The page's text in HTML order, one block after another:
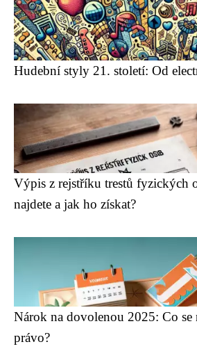
Hudební styly 21. století: Od
Výpis z rejstříku trestů fyzických
najdete a jak ho získat?
Nárok na dovolenou 2025: Co se
právo?